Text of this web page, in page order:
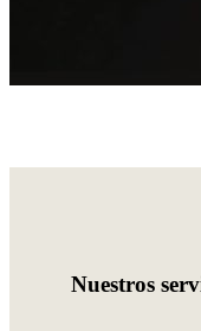
Nuestros